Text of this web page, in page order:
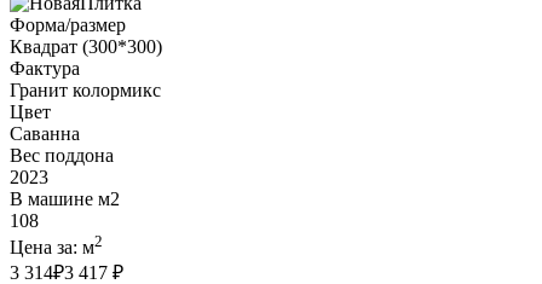
Форма/размер
Квадрат (300*300)
Фактура
Гранит колормикс
Цвет
Саванна
Вес поддона
2023
В машине м2
108
Цена за: м2
3 314₽3 417 ₽